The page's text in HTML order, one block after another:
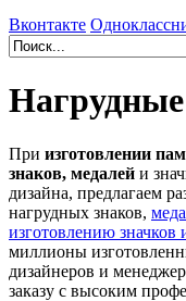
Вконтакте
При изготовлении
знаков, медалей и
дизайна, предлагаем
нагрудных знаков,
изготовлению значков
миллионы
дизайнеров и
заказу с высоким